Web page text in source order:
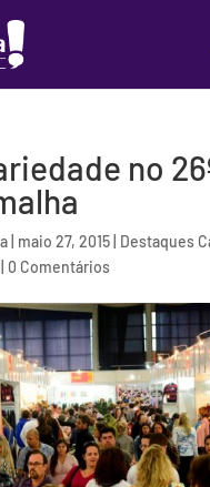
no
| maio 27, 2015| Destaques
0 Comentários